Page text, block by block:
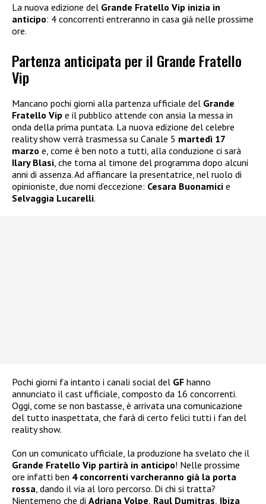
La nuova edizione del Grande Fratello Vip inizia in
anticipo: 4 concorrenti entreranno in casa già nelle prossime
ore.
Partenza anticipata per il Grande Fratello
Vip
Mancano pochi giorni alla partenza ufficiale del Grande
Fratello Vip e il pubblico attende con ansia la messa in
onda della prima puntata. La nuova edizione del celebre
reality show verrà trasmessa su Canale 5 martedì 17
marzo e, come è ben noto a tutti, alla conduzione ci sarà
Ilary Blasi, che torna al timone del programma dopo alcuni
anni di assenza. Ad affiancare la presentatrice, nel ruolo di
opinioniste, due nomi d’eccezione: Cesara Buonamici e
Selvaggia Lucarelli.
Pochi giorni fa intanto i canali social del GF hanno
annunciato il cast ufficiale, composto da 16 concorrenti.
Oggi, come se non bastasse, è arrivata una comunicazione
del tutto inaspettata, che farà di certo felici tutti i fan del
reality show.
Con un comunicato ufficiale, la produzione ha svelato che il
Grande Fratello Vip partirà in anticipo! Nelle prossime
ore infatti ben 4 concorrenti varcheranno già la porta
rossa, dando il via al loro percorso. Di chi si tratta?
Nientemeno che di Adriana Volpe, Raul Dumitras, Ibiza